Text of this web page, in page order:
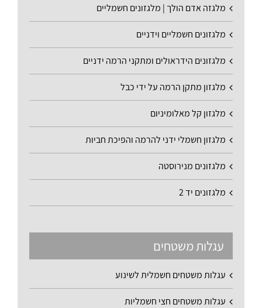
מלגזה אדם הולך | מלגזונים חשמליים
מלגזונים חשמליים וידניים
מלגזונים הידראולים ומתקני הרמה ידניים
מלגזון מתקן הרמה על ידי כבל
מלגזון קל מאלומיניום
מלגזון חשמלי ידני להרמה והפיכת חביות
מלגזונים מנירוסטה
מלגזונים יד 2
עגלות משטחים
עגלות משטחים חשמלית לשינוע
עגלות משטחים חצי חשמליות